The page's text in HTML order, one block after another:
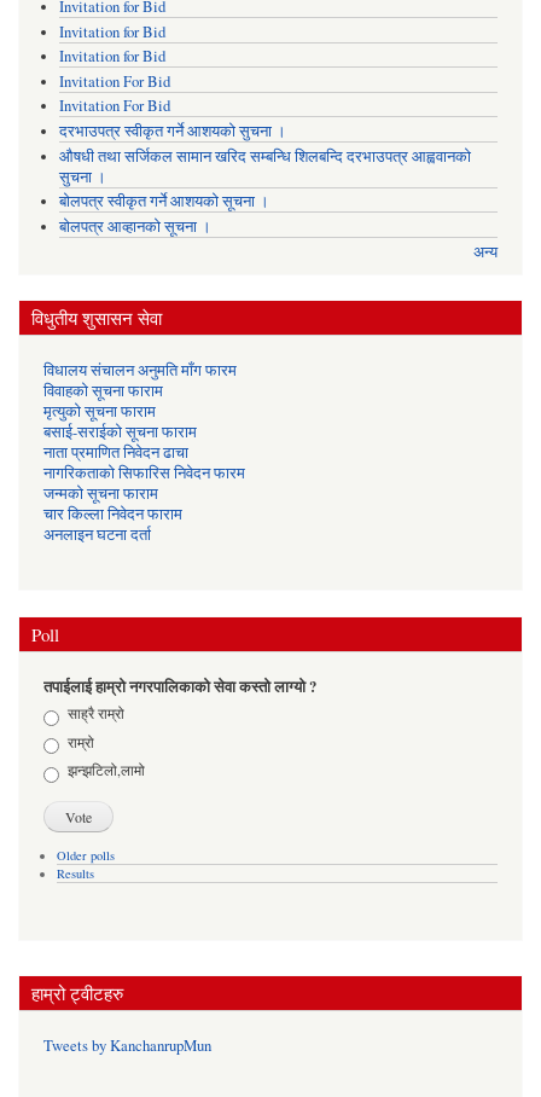
Invitation for Bid
Invitation for Bid
Invitation for Bid
Invitation For Bid
Invitation For Bid
दरभाउपत्र स्वीकृत गर्ने आशयको सुचना ।
औषधी तथा सर्जिकल सामान खरिद सम्बन्धि शिलबन्दि दरभाउपत्र आह्ववानको
सुचना ।
बोलपत्र स्वीकृत गर्ने आशयको सूचना ।
बोलपत्र आव्हानको सूचना ।
अन्य
विधुतीय शुसासन सेवा
विधालय संचालन अनुमति माँग फारम
विवाहको सूचना फाराम
मृत्युको सूचना फाराम
बसाई-सराईको सूचना फाराम
नाता प्रमाणित निवेदन ढाचा
नागरिकताको सिफारिस निवेदन फारम
जन्मको सूचना फाराम
चार किल्ला निवेदन फाराम
अनलाइन घटना दर्ता
Poll
तपाईलाई हाम्रो नगरपालिकाको सेवा कस्तो लाग्यो ?
Choicesसाह्रै राम्रो
राम्रो
झन्झटिलो,लामो
Older polls
Results
हाम्रो ट्वीटहरु
Tweets by KanchanrupMun